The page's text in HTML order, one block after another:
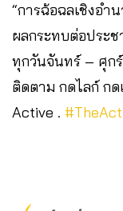
“การฉ้อฉลเชิงอำ
ผลกระทบต่อประ
ทุกวันจันทร์ – ศุกร์
ติดตาม กดไลก์ กด
Active .